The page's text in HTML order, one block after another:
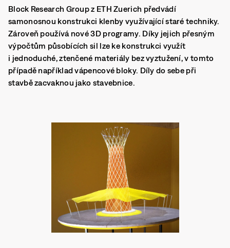
Block Research Group z ETH Zuerich předvádí
samonosnou konstrukci klenby využívající staré techniky.
Zároveň používá nové 3D programy. Díky jejich přesným
výpočtům působících sil lze ke konstrukci využít
i jednoduché, ztenčené materiály bez vyztužení, v tomto
případě například vápencové bloky. Díly do sebe při
stavbě zacvaknou jako stavebnice.